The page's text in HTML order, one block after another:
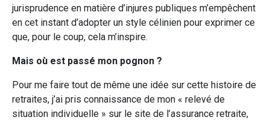
jurisprudence en matière d’injures publiques m’empêchent
en cet instant d’adopter un style célinien pour exprimer ce
que, pour le coup, cela m’inspire.
Mais où est passé mon pognon ?
Pour me faire tout de même une idée sur cette histoire de
retraites, j’ai pris connaissance de mon « relevé de
situation individuelle » sur le site de l’assurance retraite,